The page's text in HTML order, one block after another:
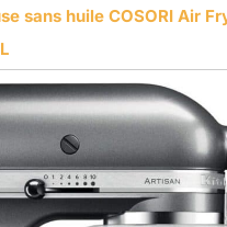
sans huile COSORI Air